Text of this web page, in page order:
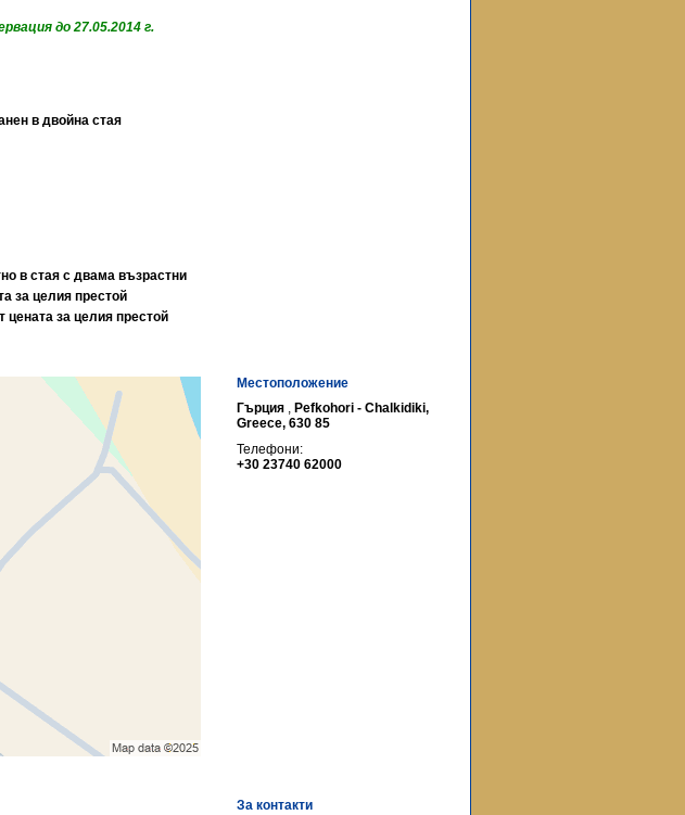
до 27.05.2014 г.
в двойна стая
в стая с двама възрастни
за целия престой
цената за целия престой
Местоположение
Гърция , Pefkohori - Chalkidiki,
Greece, 630 85
Телефони:
+30 23740 62000
За контакти